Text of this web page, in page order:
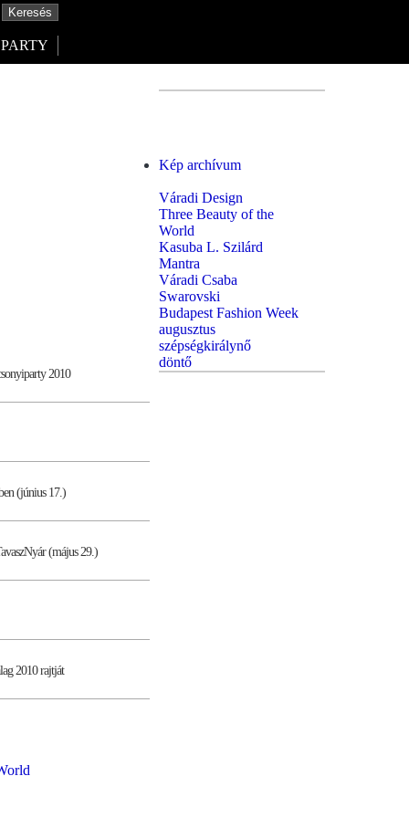
PARTY
2010
(június 17.)
(május 29.)
2010 rajtját
Kép archívum
Váradi Design
Three Beauty of the
World
Kasuba L. Szilárd
Mantra
Váradi Csaba
Swarovski
Budapest Fashion Week
augusztus
szépségkirálynő
döntő